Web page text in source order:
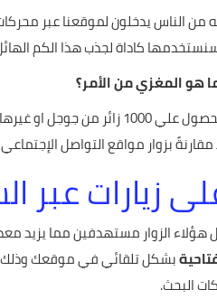
الناس يدخلون لموقعنا عبر
كاداة لجذب هذا الكم
هو المغزي من الأمر؟
بزوار مواقع التواصل
زيارات عبر
هؤلاء الزوار مستهدفين مما يزيد
بشكل تلقائي في موقعك وذلك
البحث.